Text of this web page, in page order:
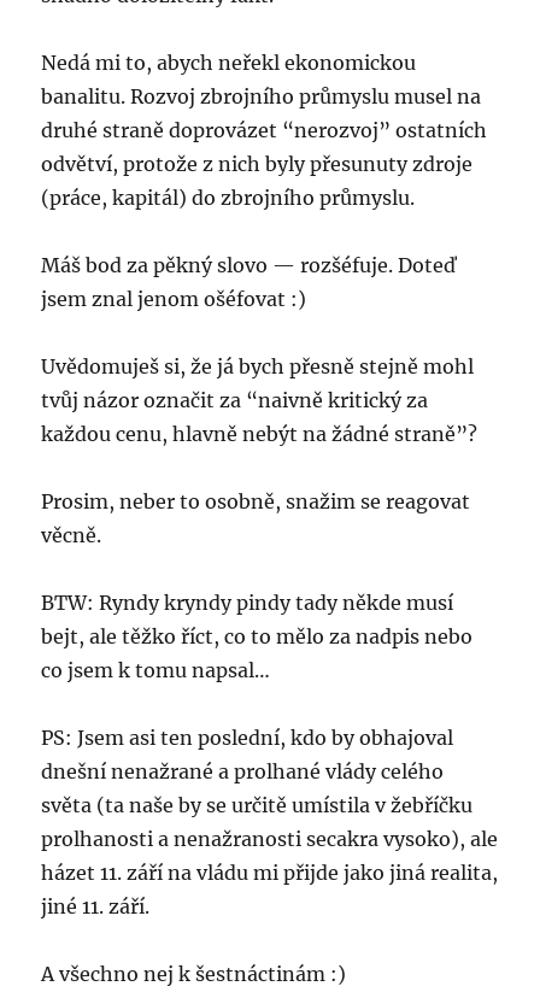
Nedá mi to, abych neřekl ekonomickou
banalitu. Rozvoj zbrojního průmyslu musel na
druhé straně doprovázet “nerozvoj” ostatních
odvětví, protože z nich byly přesunuty zdroje
(práce, kapitál) do zbrojního průmyslu.
Máš bod za pěkný slovo — rozšéfuje. Doteď
jsem znal jenom ošéfovat :)
Uvědomuješ si, že já bych přesně stejně mohl
tvůj názor označit za “naivně kritický za
každou cenu, hlavně nebýt na žádné straně”?
Prosim, neber to osobně, snažim se reagovat
věcně.
BTW: Ryndy kryndy pindy tady někde musí
bejt, ale těžko říct, co to mělo za nadpis nebo
co jsem k tomu napsal…
PS: Jsem asi ten poslední, kdo by obhajoval
dnešní nenažrané a prolhané vlády celého
světa (ta naše by se určitě umístila v žebříčku
prolhanosti a nenažranosti secakra vysoko), ale
házet 11. září na vládu mi přijde jako jiná realita,
jiné 11. září.
A všechno nej k šestnáctinám :)